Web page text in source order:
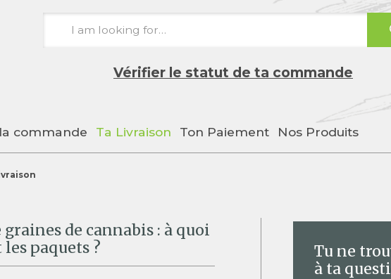
Vérifier le statut de ta commande
commande Ta Livraison Ton Paiement Nos Produits
de cannabis : à quoi
paquets ?
Tu ne
à ta